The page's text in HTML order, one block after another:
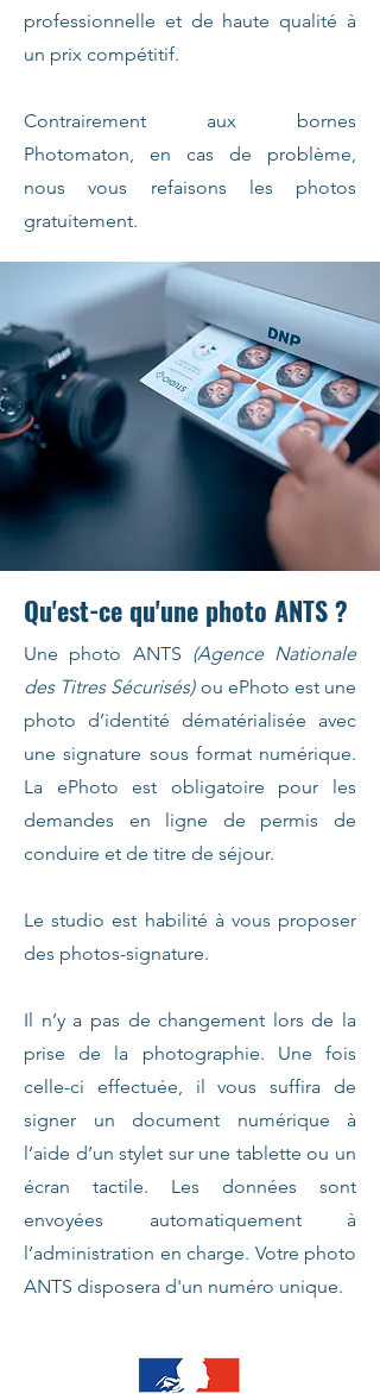
professionnelle et de haute qualité à
un prix compétitif.
Contrairement aux bornes
Photomaton, en cas de problème,
nous vous refaisons les photos
gratuitement.
Qu'est-ce qu'une photo ANTS ?
Une photo ANTS (Agence Nationale
des Titres Sécurisés)ou ePhoto est une
photo d’identité dématérialisée avec
une signature sous format numérique.
La ePhoto est obligatoire pour les
demandes en ligne de permis de
conduire et de titre de séjour.
Le studio est habilité à vous proposer
des photos-signature.
Il n’y a pas de changement lors de la
prise de la photographie. Une fois
celle-ci effectuée, il vous suffira de
signer un document numérique à
l’aide d’un stylet sur une tablette ou un
écran tactile. Les données sont
envoyées automatiquement à
l’administration en charge. Votre photo
ANTS disposera d'un numéro unique.